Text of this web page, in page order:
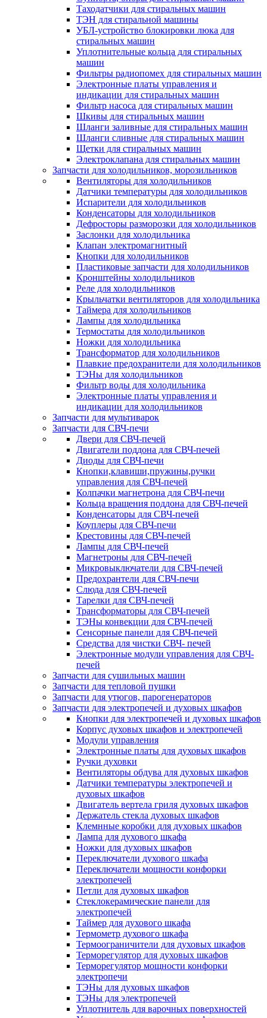
Таходатчики для стиральных машин
ТЭН для стиральной машины
УБЛ-устройство блокировки люка для
стиральных машин
Уплотнительные кольца для стиральных
машин
Фильтры радиопомех для стиральных машин
Электронные платы управления и
индикации для стиральных машин
Фильтр насоса для стиральных машин
Шкивы для стиральных машин
Шланги заливные для стиральных машин
Шланги сливные для стиральных машин
Щетки для стиральных машин
Электроклапана для стиральных машин
Запчасти для холодильников, морозильников
Вентиляторы для холодильников
Датчики температуры для холодильников
Испарители для холодильников
Конденсаторы для холодильников
Дефросторы разморозки для холодильников
Заслонки для холодильника
Клапан электромагнитный
Кнопки для холодильников
Пластиковые запчасти для холодильников
Кронштейны холодильников
Реле для холодильников
Крыльчатки вентиляторов для холодильника
Таймера для холодильников
Лампы для холодильника
Термостаты для холодильников
Ножки для холодильника
Трансформатор для холодильников
Плавкие предохранители для холодильников
ТЭНы для холодильников
Фильтр воды для холодильника
Электронные платы управления и
индикации для холодильников
Запчасти для мультиварок
Запчасти для СВЧ-печи
Двери для СВЧ-печей
Двигатели поддона для СВЧ-печей
Диоды для СВЧ-печи
Кнопки,клавиши,пружины,ручки
управления для СВЧ-печей
Колпачки магнетрона для СВЧ-печи
Кольца вращения поддона для СВЧ-печей
Конденсаторы для СВЧ-печей
Коуплеры для СВЧ-печи
Крестовины для СВЧ-печей
Лампы для СВЧ-печей
Магнетроны для СВЧ-печей
Микровыключатели для СВЧ-печей
Предохрантели для СВЧ-печи
Слюда для СВЧ-печей
Тарелки для СВЧ-печей
Трансформаторы для СВЧ-печей
ТЭНы конвекции для СВЧ-печей
Сенсорные панели для СВЧ-печей
Средства для чистки СВЧ- печей
Электронные модули управления для СВЧ-
печей
Запчасти для сушильных машин
Запчасти для тепловой пушки
Запчасти для утюгов, парогенераторов
Запчасти для электропечей и духовых шкафов
Кнопки для электропечей и духовых шкафов
Корпус духовых шкафов и электропечей
Модули управления
Электронные платы для духовых шкафов
Ручки духовки
Вентиляторы обдува для духовых шкафов
Датчики температуры электропечей и
духовых шкафов
Двигатель вертела гриля духовых шкафов
Держатель стекла духовых шкафов
Клемнные коробки для духовых шкафов
Лампа для духового шкафа
Ножки для духовых шкафов
Переключатели духового шкафа
Переключатели мощности конфорки
электропечей
Петли для духовых шкафов
Стеклокерамические панели для
электропечей
Таймер для духового шкафа
Термометр духового шкафа
Термоограничители для духовых шкафов
Терморегулятор для духовых шкафов
Терморегулятор мощности конфорки
электропечи
ТЭНы для духовых шкафов
ТЭНы для электропечей
Уплотнитель для варочных поверхностей